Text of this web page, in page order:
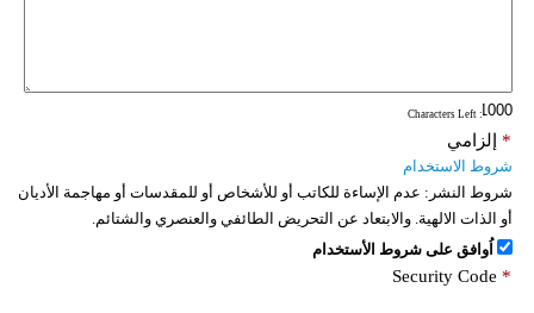
: Characters Left
إلزامي *
شروط الاستخدام
شروط النشر: عدم الإساءة للكاتب أو للأشخاص أو للمقدسات أو مهاجمة الأديان
أو الذات الالهية. والابتعاد عن التحريض الطائفي والعنصري والشتائم.
اُوافق على شروط الأستخدام
Security Code *